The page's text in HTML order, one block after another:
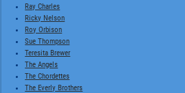
Ray Charles
Ricky Nelson
Roy Orbison
Sue Thompson
Teresita Brewer
The Angels
The Chordettes
The Everly Brothers